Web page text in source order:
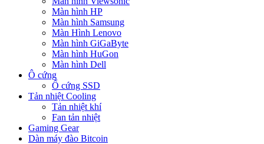
Màn hình HP
Màn hình Samsung
Màn Hình Lenovo
Màn hình GiGaByte
Màn hình HuGon
Màn hình Dell
Ô cứng
Ổ cứng SSD
Tản nhiệt Cooling
Tản nhiệt khí
Fan tản nhiệt
Gaming Gear
Dàn máy đào Bitcoin